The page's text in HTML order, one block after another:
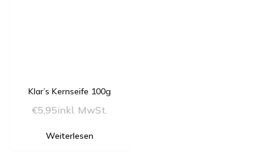
Klar’s Kernseife 100g
€5,95inkl. MwSt.
Weiterlesen